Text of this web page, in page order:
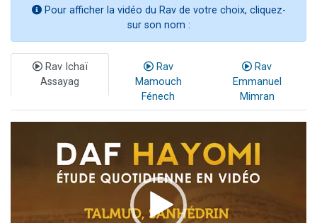
Pour afficher la vidéo du Rav de votre choix, cliquez-
sur son nom :
Rav Ichaï
Assayag
Rav
Mamouch
Fénech
Rav
Emmanuel
Mimran